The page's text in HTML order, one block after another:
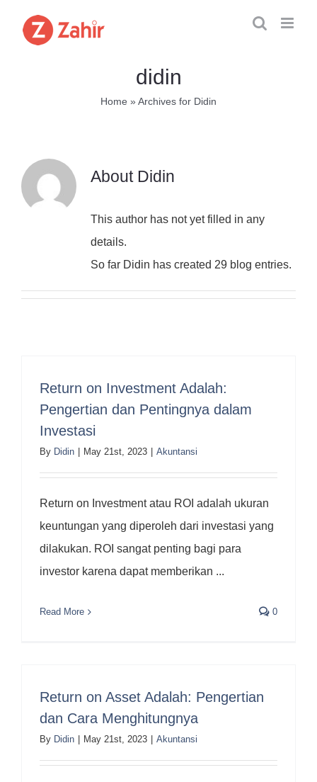
didin
Home »Archives for Didin
About Didin
This author has not yet filled in any
details.
So far Didin has created 29 blog entries.
Return on Investment Adalah:
Pengertian dan Pentingnya dalam
Investasi
By Didin May 21st, 2023 Akuntansi
Return on Investment atau ROI adalah ukuran
keuntungan yang diperoleh dari investasi yang
dilakukan. ROI sangat penting bagi para
investor karena dapat memberikan ...
Read More 0
Return on Asset Adalah: Pengertian
dan Cara Menghitungnya
By Didin May 21st, 2023 Akuntansi